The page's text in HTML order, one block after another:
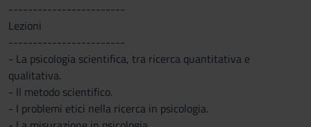
------------------------
Lezioni
------------------------
- La psicologia scientifica, tra ricerca quantitativa e
qualitativa.
- Il metodo scientifico.
- I problemi etici nella ricerca in psicologia.